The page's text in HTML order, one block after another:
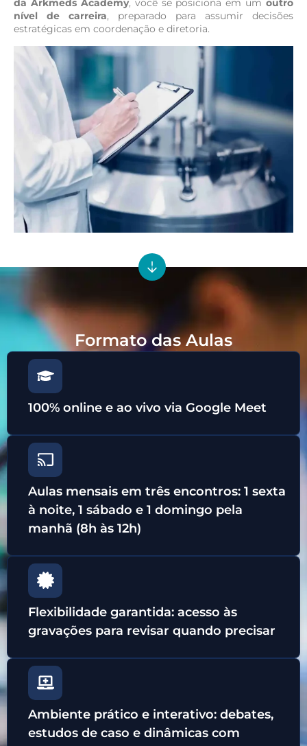
da Arkmeds Academy, você se posiciona em um outro
nível de carreira, preparado para assumir decisões
estratégicas em coordenação e diretoria.
Formato das Aulas
100% online e ao vivo via Google Meet
Aulas mensais em três encontros: 1 sexta
à noite, 1 sábado e 1 domingo pela
manhã (8h às 12h)
Flexibilidade garantida: acesso às
gravações para revisar quando precisar
Ambiente prático e interativo: debates,
estudos de caso e dinâmicas com